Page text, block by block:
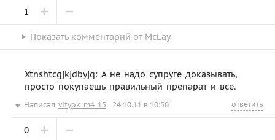
1
Показать комментарий от McLay
Xtnshtcgjkjdbyjq: А не надо супруге доказывать,
просто покупаешь правильный препарат и всё.
Написал vityok_m4_15 24.10.11 в 10:50 ответить
0